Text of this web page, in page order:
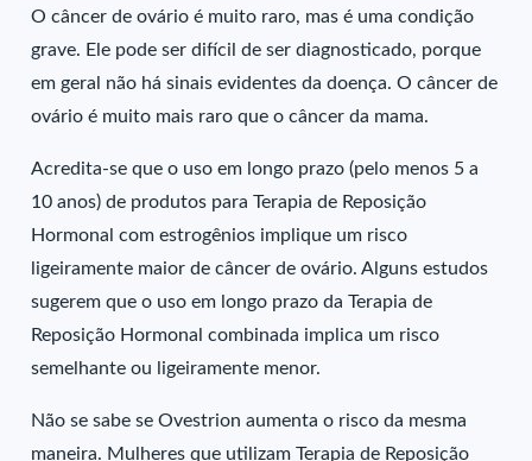
O câncer de ovário é muito raro, mas é uma condição
grave. Ele pode ser difícil de ser diagnosticado, porque
em geral não há sinais evidentes da doença. O câncer de
ovário é muito mais raro que o câncer da mama.
Acredita-se que o uso em longo prazo (pelo menos 5 a
10 anos) de produtos para Terapia de Reposição
Hormonal com estrogênios implique um risco
ligeiramente maior de câncer de ovário. Alguns estudos
sugerem que o uso em longo prazo da Terapia de
Reposição Hormonal combinada implica um risco
semelhante ou ligeiramente menor.
Não se sabe se Ovestrion aumenta o risco da mesma
maneira. Mulheres que utilizam Terapia de Reposição